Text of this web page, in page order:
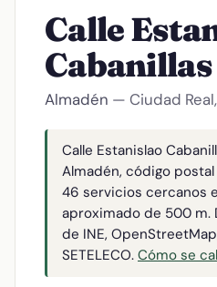
Calle
Cabanillas
Almadén — Ciudad
Calle Estanislao
Almadén, código
46 servicios cercanos
aproximado de 500 m.
de INE,
SETELECO. Cómo se